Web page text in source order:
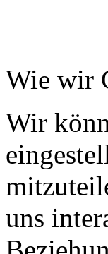
Wie wir
Wir
uns